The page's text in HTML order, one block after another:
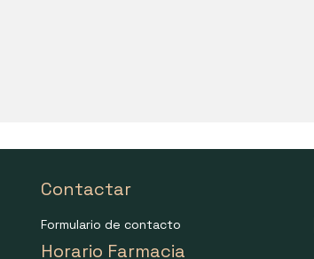
Contactar
Formulario de contacto
Horario Farmacia